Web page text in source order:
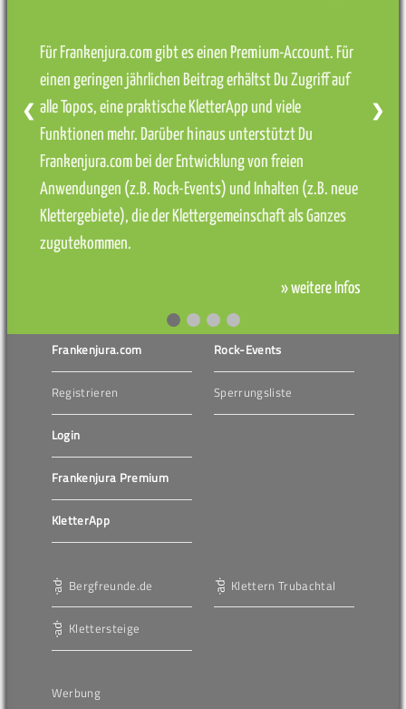
Für Frankenjura.com gibt es einen Premium-Account. Für
einen geringen jährlichen Beitrag erhältst Du Zugriff auf
alle Topos, eine praktische KletterApp und viele
Funktionen mehr. Darüber hinaus unterstützt Du
Frankenjura.com bei der Entwicklung von freien
Anwendungen (z.B. Rock-Events) und Inhalten (z.B. neue
Klettergebiete), die der Klettergemeinschaft als Ganzes
zugutekommen.
» weitere Infos
❮ ❯
Frankenjura.com
Registrieren
Login
Frankenjura Premium
KletterApp
Rock-Events
Sperrungsliste
Bergfreunde.de
Klettersteige
Klettern Trubachtal
Werbung